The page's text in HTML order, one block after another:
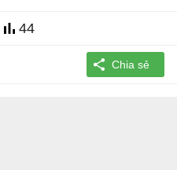
44